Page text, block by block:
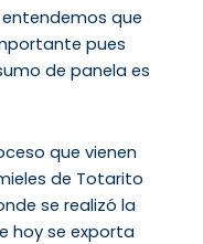
que
pues
de panela es
que vienen
de Totarito
se realizó la
hoy se exporta